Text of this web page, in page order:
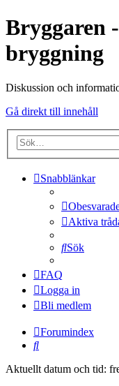
Bryggaren
bryggning
Diskussion och
Gå direkt till innehåll
Snabblänkar
Aktiva
Sök
FAQ
Logga in
Bli medlem
Forumindex
Sök
Aktuellt datum och tid: